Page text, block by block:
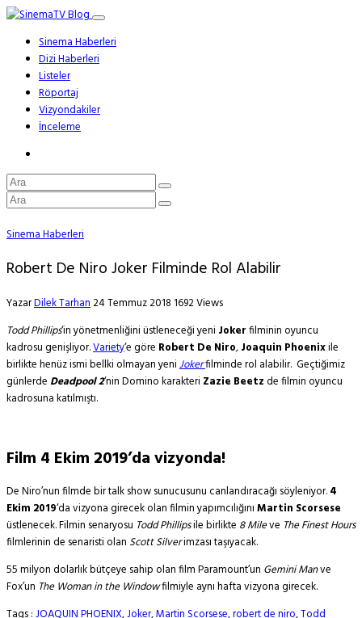
Sinema Haberleri
Dizi Haberleri
Listeler
Röportaj
Vizyondakiler
İnceleme
Sinema Haberleri
Robert De Niro Joker Filminde Rol Alabilir
YazarDilek Tarhan24 Temmuz 2018 1692 Views
Todd Phillips‘in yönetmenliğini üstleneceği yeni Jokerfilminin oyuncu
kadrosu genişliyor.Variety‘e göre Robert De Niro,Joaquin Phoenixile
birlikte henüz ismi bellki olmayan yeniJokerfilminde rol alabilir. Geçtiğimiz
günlerde Deadpool 2‘nin Domino karakteri Zazie Beetz de filmin oyuncu
kadrosuna katılmıştı.
Film 4 Ekim 2019’da vizyonda!
De Niro’nun filmde bir talk show sunucusunu canlandıracağı söyleniyor.4
Ekim 2019‘da vizyona girecek olan filmin yapımcılığınıMartin Scorsese
üstlenecek. Filmin senaryosu Todd Phillipsile birlikte 8 Mileve The Finest Hours
filmlerinin de senaristi olan Scott Silverimzası taşıyacak.
55 milyon dolarlık bütçeye sahip olan film Paramount’un Gemini Manve
Fox’un The Woman in the Windowfilmiyle aynı hafta vizyona girecek.